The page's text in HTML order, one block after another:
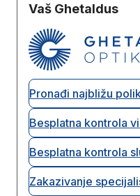
Vaš Ghetaldus
Pronađi najbližu
Besplatna kontrola
Besplatna kontrola
Zakazivanje